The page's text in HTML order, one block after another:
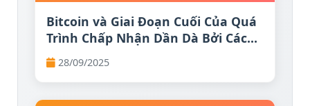
Bitcoin và Giai Đoạn Cuối Của Quá
Trình Chấp Nhận Dần Dà Bởi Các
Quốc Gia
28/09/2025